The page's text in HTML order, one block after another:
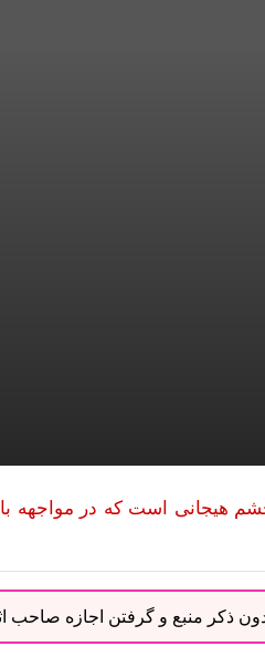
است که در مواجهه با
بدون ذکر منبع و گرفتن اجازه